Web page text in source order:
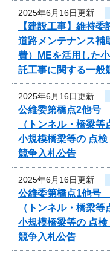
2025年6月16日更新
【建設工事】維持
道路メンテナンス補
費）MEを活用した
託工事に関する一般
2025年6月16日更新
公維委第橋点2他
（トンネル・橋梁
小規模橋梁等の 点
競争入札公告
2025年6月16日更新
公維委第橋点1他
（トンネル・橋梁
小規模橋梁等の 点
競争入札公告